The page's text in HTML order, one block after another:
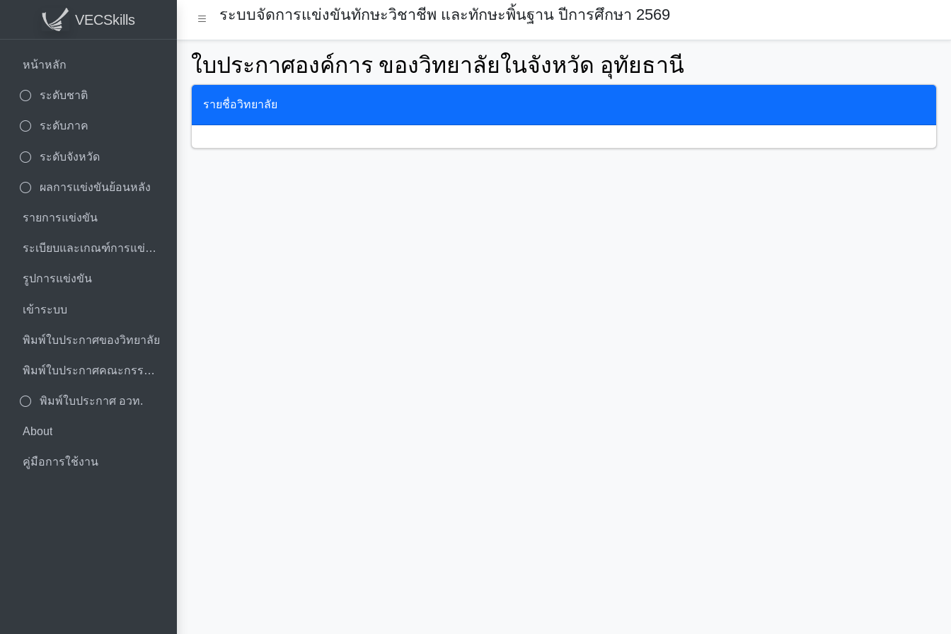
ระบบจัดการแข่งขันทักษะวิชาชีพ และทักษะพิ้นฐาน ปีการศึกษา 2569
VECSkills
หน้าหลัก
ระดับชาติ
ระดับภาค
ระดับจังหวัด
ผลการแข่งขันย้อนหลัง
รายการแข่งขัน
ระเบียบและเกณฑ์การแข่งขัน
รูปการแข่งขัน
เข้าระบบ
พิมพ์ใบประกาศของวิทยาลัย
พิมพ์ใบประกาศคณะกรรมการ
พิมพ์ใบประกาศ อวท.
About
คู่มือการใช้งาน
ใบประกาศองค์การ ของวิทยาลัยในจังหวัด อุทัยธานี
รายชื่อวิทยาลัย